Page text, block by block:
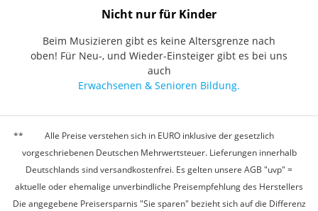
Nicht nur für Kinder
Beim Musizieren gibt es keine Altersgrenze nach
oben! Für Neu-, und Wieder-Einsteiger gibt es bei uns
auch
Erwachsenen & Senioren Bildung.
Alle Preise verstehen sich in EURO inklusive der gesetzlich
vorgeschriebenen Deutschen Mehrwertsteuer. Lieferungen innerhalb
Deutschlands sind versandkostenfrei. Es gelten unsere AGB "uvp" =
aktuelle oder ehemalige unverbindliche Preisempfehlung des Herstellers
Die angegebene Preisersparnis "Sie sparen" bezieht sich auf die Differenz